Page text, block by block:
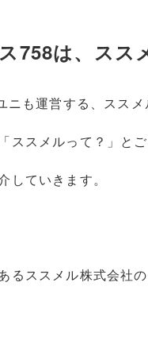
758は、スス
ニも運営する、スス
ススメルって？」と
していきます。
るススメル株式会社の